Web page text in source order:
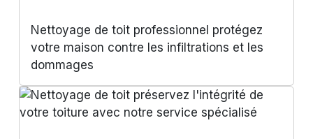
Nettoyage de toit professionnel protégez
votre maison contre les infiltrations et les
dommages